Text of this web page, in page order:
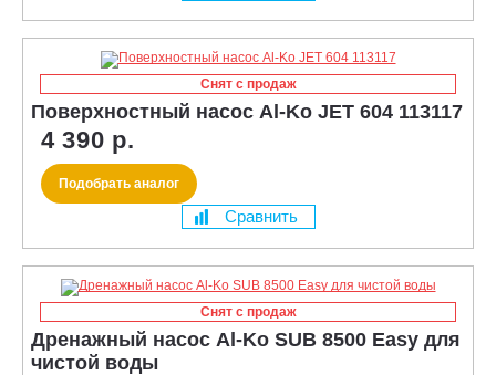
Снят с продаж
Поверхностный насос Al-Ko JET 604 113117
4 390 р.
Подобрать аналог
Сравнить
Снят с продаж
Дренажный насос Al-Ko SUB 8500 Easy для
чистой воды